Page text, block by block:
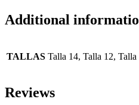
Additional
TALLAS Talla 14, Talla 12,
Reviews